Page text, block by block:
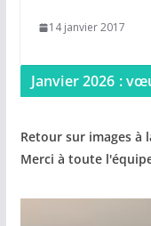
14 janvier 2017
Janvier 2026 :
Retour sur images à
Merci à toute